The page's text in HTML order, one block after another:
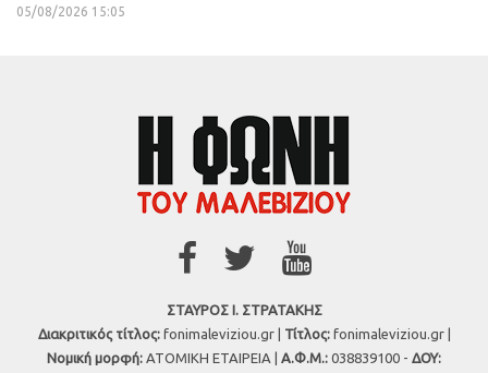
05/08/2026 15:05
ΣΤΑΥΡΟΣ Ι. ΣΤΡΑΤΑΚΗΣ
Διακριτικός τίτλος:fonimaleviziou.gr | Τίτλος:fonimaleviziou.gr |
Νομική μορφή: ΑΤΟΜΙΚΗ ΕΤΑΙΡΕΙΑ | Α.Φ.Μ.: 038839100 - ΔΟΥ: